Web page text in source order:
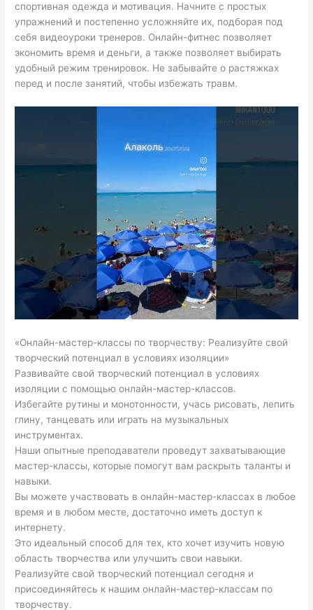
спортивная одежда и мотивация. Начните с простых
упражнений и постепенно усложняйте их, подборая под
себя видеоуроки тренеров. Онлайн-фитнес позволяет
экономить время и деньги, а также позволяет выбирать
удобный режим тренировок. Не забывайте о растяжках
перед и после занятий, чтобы избежать травм.
«Онлайн-мастер-классы по творчеству: Реализуйте свой
творческий потенциал в условиях изоляции»
Развивайте свой творческий потенциал в условиях
изоляции с помощью онлайн-мастер-классов.
Избегайте рутины и монотонности, учась рисовать, лепить
глину, танцевать или играть на музыкальных
инструментах.
Наши опытные преподаватели проведут захватывающие
мастер-классы, которые помогут вам раскрыть таланты и
навыки.
Вы можете участвовать в онлайн-мастер-классах в любое
время и в любом месте, достаточно иметь доступ к
интернету.
Это идеальный способ для тех, кто хочет изучить новую
область творчества или улучшить свои навыки.
Реализуйте свой творческий потенциал сегодня и
присоединяйтесь к нашим онлайн-мастер-классам по
творчеству.